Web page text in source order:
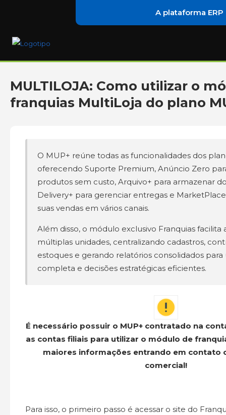
A plataforma
MULTILOJA: Como utilizar o
franquias MultiLoja do plano
O MUP+ reúne todas as funcionalidades dos
oferecendo Suporte Premium, Anúncio Zero
produtos sem custo, Arquivo+ para armazenar
Delivery+ para gerenciar entregas e
suas vendas em vários canais.
Além disso, o módulo exclusivo Franquias facilita
múltiplas unidades, centralizando cadastros,
estoques e gerando relatórios consolidados para
completa e decisões estratégicas eficientes.
É necessário possuir o MUP+ contratado na
as contas filiais para utilizar o módulo de
maiores informações entrando em contato
comercial!
Para isso, o primeiro passo é acessar o site do